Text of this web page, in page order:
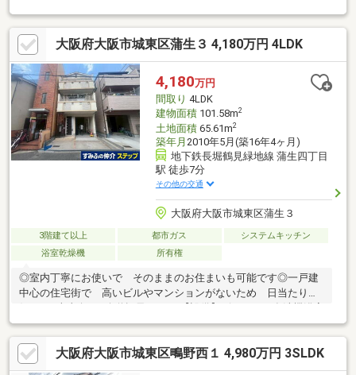
密着！地域情報多数有り！□■当社は旭区・都島区・城東区・鶴見
区を中心に地域密着で活動をしており水面下の情報に自信があり
ます。詳しくは武和不動産販売まで！！☆お電話でのお問い合わ
せがスムーズです！ ご希望の物件名と物件価格をお伝えくださ
い。■□住宅ローンは当社にお任せください！！□■
大阪府大阪市城東区蒲生３ 4,180万円 4LDK
4,180万円
間取り 4LDK
建物面積101.58m2
土地面積65.61m2
築年月 2010年5月(築16年4ヶ月)
地下鉄長堀鶴見緑地線 蒲生四丁目
駅 徒歩7分
その他の交通
大阪府大阪市城東区蒲生３
3階建て以上 都市ガス
システムキッチン
浴室乾燥機
所有権
◎室内丁寧にお使いで そのままのお住まいも可能です◎一戸建
中心の住宅街で 高いビルやマンションがないため 日当たり良
暖房乾燥機追い焚き機能【5沿線2駅利用】長堀鶴見緑地線 蒲生
四丁目駅 徒歩7分今里筋線 蒲生四丁目駅 徒歩7分ＪＲ
大阪環状線 京橋駅 徒歩10分ＪＲ東西線 京
橋駅 徒歩10分京阪本線 京橋駅 徒歩11分【周辺
大阪府大阪市城東区鴫野西１ 4,980万円 3SLDK